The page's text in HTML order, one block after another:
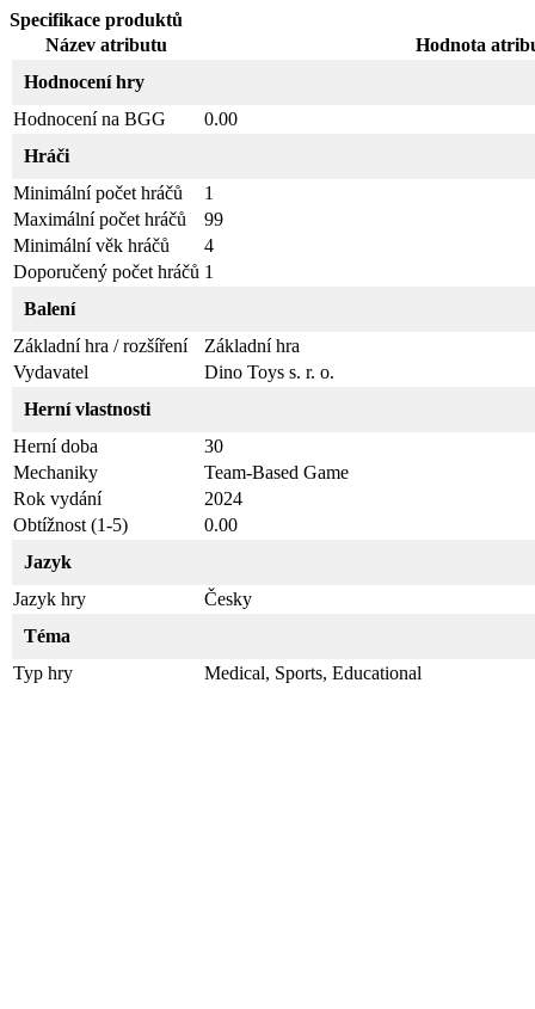
Specifikace produktů
Název atributu
Hodnota
Hodnocení hry
Hodnocení na BGG
0.00
Hráči
Minimální počet hráčů
1
Maximální počet hráčů
99
Minimální věk hráčů
4
Doporučený počet hráčů 1
Balení
Základní hra / rozšíření
Základní hra
Vydavatel
Dino Toys s. r. o.
Herní vlastnosti
Herní doba
30
Mechaniky
Team-Based Game
Rok vydání
2024
Obtížnost (1-5)
0.00
Jazyk
Jazyk hry
Česky
Téma
Typ hry
Medical, Sports, Educational